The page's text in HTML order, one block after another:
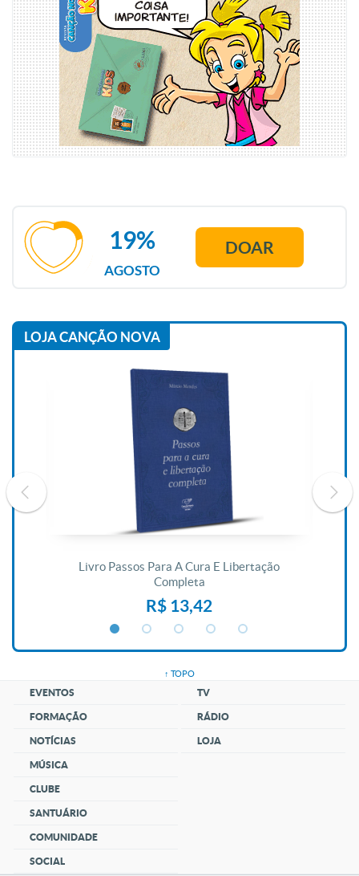
AGOSTO
19% DOAR
LOJA CANÇÃO NOVA
Livro Passos Para A Cura E Libertação
Completa
R$ 13,42
↑ TOPO
EVENTOS
FORMAÇÃO
NOTÍCIAS
MÚSICA
CLUBE
SANTUÁRIO
COMUNIDADE
SOCIAL
TV
RÁDIO
LOJA